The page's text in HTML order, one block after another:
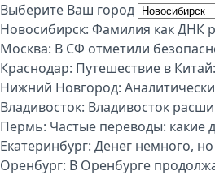
Выберите Ваш город
Новосибирск: Фамилия как ДНК
Москва: В СФ отметили
Краснодар: Путешествие в
Нижний Новгород:
Владивосток: Владивосток
Пермь: Частые переводы: какие
Екатеринбург: Денег немного,
Оренбург: В Оренбурге